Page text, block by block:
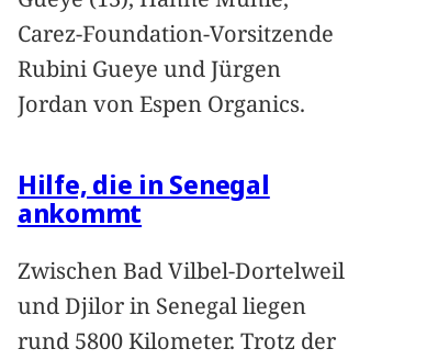
Carez-Foundation-Vorsitzende
Rubini Gueye und Jürgen
Jordan von Espen Organics.
Hilfe, die in Senegal
ankommt
Zwischen Bad Vilbel-Dortelweil
und Djilor in Senegal liegen
rund 5800 Kilometer. Trotz der